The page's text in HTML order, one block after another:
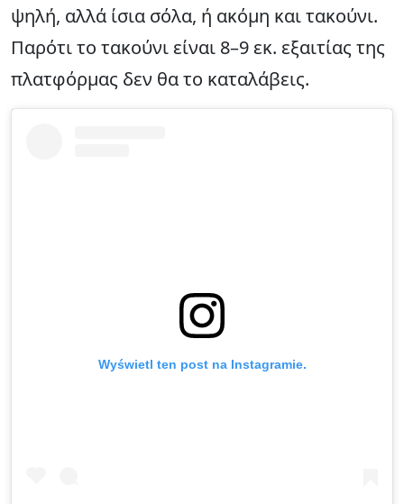
ψηλή, αλλά ίσια σόλα, ή ακόμη και τακούνι.
Παρότι το τακούνι είναι 8–9 εκ. εξαιτίας της
πλατφόρμας δεν θα το καταλάβεις.
Wyświetl ten post na Instagramie.